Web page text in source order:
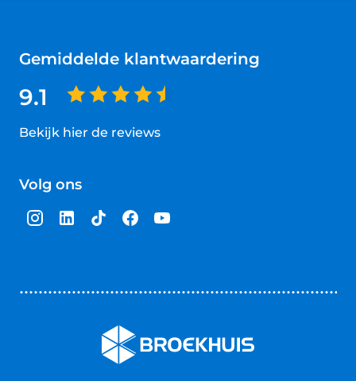
Gemiddelde klantwaardering
9.1
Bekijk hier de reviews
van
sterren
Volg ons